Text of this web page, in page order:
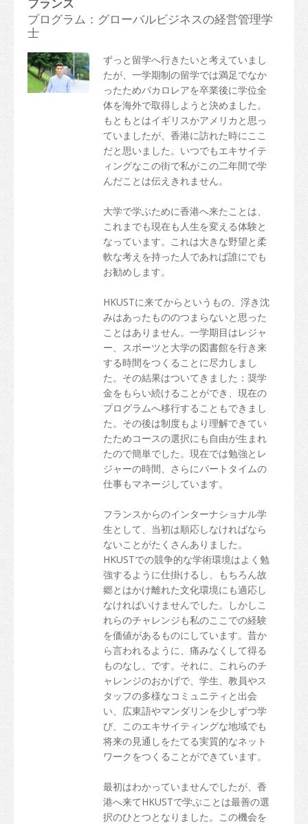
プログラム：グローバルビジネスの経営管理学
士
ずっと留学へ行きたいと考えていまし
たが、一学期制の留学では満足でなか
ったためバカロレアを卒業後に学位全
体を海外で取得しようと決めました。
もともとはイギリスかアメリカと思っ
ていましたが、香港に訪れた時にここ
だと思いました。いつでもエキサイテ
ィングなこの街で私がこの二年間で学
んだことは伝えきれません。
大学で学ぶために香港へ来たことは、
これまでも現在も人生を変える体験と
なっています。これは大きな野望と柔
軟な考えを持った人であれば誰にでも
お勧めします。
HKUSTに来てからというもの、浮き沈
みはあったもののつまらないと思った
ことはありません。一学期目はレジャ
ー、スポーツと大学の図書館を行き来
する時間をつくることに尽力しまし
た。その結果はついてきました：奨学
金をもらい続けることができ、現在の
プログラムへ移行することもできまし
た。その後は制度もより理解できてい
たためコースの選択にも自由が生まれ
たので簡単でした。現在では勉強とレ
ジャーの時間、さらにパートタイムの
仕事もマネージしています。
フランスからのインターナショナル学
生として、当初は順応しなければなら
ないことがたくさんありました。
HKUSTでの競争的な学術環境はよく勉
強するように仕掛けるし、もちろん故
郷とはかけ離れた文化環境にも適応し
なければいけませんでした。しかしこ
れらのチャレンジも私のここでの経験
を価値があるものにしています。昔か
ら言われるように、痛みなくして得る
ものなし、です。それに、これらのチ
ャレンジのおかげで、学生、教員やス
タッフの多様なコミュニティと出会
い、広東語やマンダリンを少しずつ学
び、このエキサイティングな地域でも
将来の見通しをたてる実質的なネット
ワークをつくることができています。
最初はわかっていませんでしたが、香
港へ来てHKUSTで学ぶことは最善の選
択のひとつとなりました。この機会を